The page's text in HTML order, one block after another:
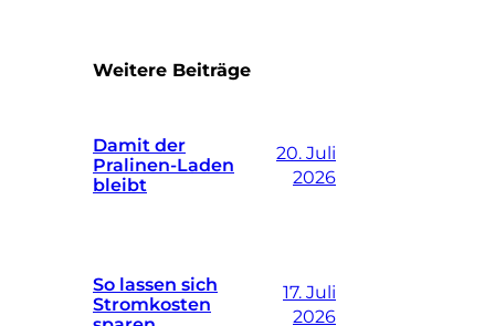
Weitere Beiträge
Damit der
Pralinen-Laden
bleibt
20. Juli
2026
So lassen sich
Stromkosten
17. Juli
2026